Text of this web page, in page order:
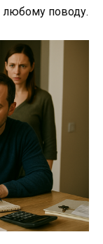
любому поводу.